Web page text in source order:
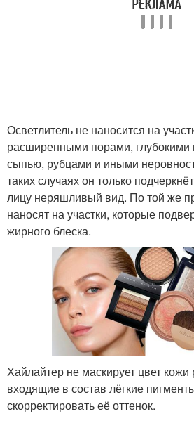
Осветлитель не наносится на
расширенными порами,
сыпью, рубцами и иными
таких случаях он только
лицу неряшливый вид. По той же
наносят на участки, которые
жирного блеска.
Хайлайтер не маскирует цвет кожи
входящие в состав лёгкие
скорректировать её оттенок.